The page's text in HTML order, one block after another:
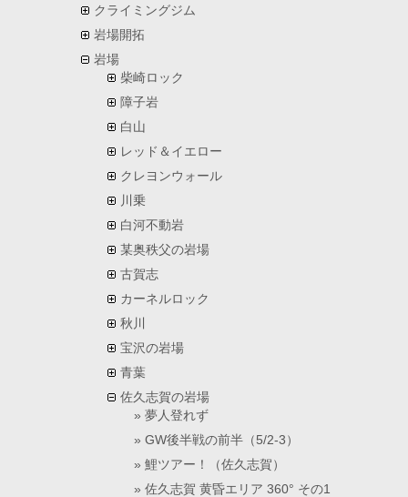
クライミングジム
岩場開拓
岩場
柴崎ロック
障子岩
白山
レッド＆イエロー
クレヨンウォール
川乗
白河不動岩
某奥秩父の岩場
古賀志
カーネルロック
秋川
宝沢の岩場
青葉
佐久志賀の岩場
夢人登れず
GW後半戦の前半（5/2-3）
鯉ツアー！（佐久志賀）
佐久志賀 黄昏エリア 360° その1